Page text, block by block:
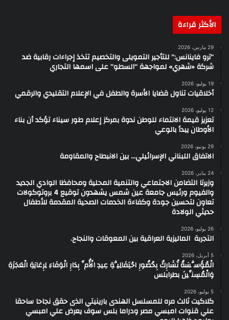
الأكثر قراءة
29 مارس، 2026
“ترو فاينانس:” للتأجير التمويلى والتخصيم تتخذ إجراءات رقابية ضد
شركة «شهري» لمواجهة “السطو” على اسمها التجاري
19 يوليو، 2026
أخلاقيات تناول قضايا الأسرة والطفل في الإعلام التقليدي والرقمي
12 يوليو، 2026
تعزيز قيمة الانتماء للوطن ندوة بمركز إعلام طور سيناء تؤكد أن بناء
الأوطان يبدأ بالوعي
29 يونيو، 2026
الاتفاق اللبناني الإسرائيلي… بين الانبطاح والمقاومة
24 يناير، 2026
وزيرتا التضامن الاجتماعي والتنمية المحلية ومحافظا الوادي الجديد
والفيوم ورئيس جامعة عين شمس يشهدون توقيع 4 بروتوكولات
تعاون لتحسين جودة وكفاءة الخدمات الصحية المقدمة للأطفال
حديثي الولادة
26 يوليو، 2026
التجربة الماليزية العراقية بين المعوقات والنجاح.
5 أبريل، 2026
الْمُؤَسَّسَةُ تُشَارِكُ بِحُضُورِ احْتِفَالِيَّةِ عِيدِ الْأُمِّ بِدَارِ الْوَفَاءِ لِرِعَايَةِ الْعَجَزَةِ
وَالْمُسِنِّينَ بطرابلس
5 يوليو، 2026
كلاكيت ثالث مره للمسلسل الهندى بارينيتي الذى حقق نجاحا ساحقا
علي قنوات امبسي مصر ودراما بلس سوف يعرض علي امبسي